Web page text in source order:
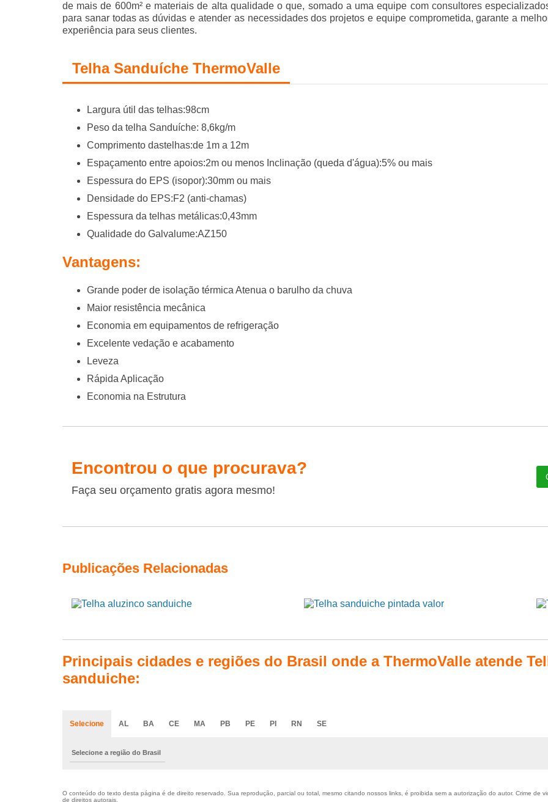
de mais de 600m² e materiais de alta qualidade o que, somado a uma equipe com consultores
para sanar todas as dúvidas e atender as necessidades dos projetos e equipe comprometida, garante a
experiência para seus clientes.
Telha Sanduíche ThermoValle
Largura útil das telhas:98cm
Peso da telha Sanduíche: 8,6kg/m
Comprimento dastelhas:de 1m a 12m
Espaçamento entre apoios:2m ou menos Inclinação (queda d'água):5% ou mais
Espessura do EPS (isopor):30mm ou mais
Densidade do EPS:F2 (anti-chamas)
Espessura da telhas metálicas:0,43mm
Qualidade do Galvalume:AZ150
Vantagens:
Grande poder de isolação térmica Atenua o barulho da chuva
Maior resistência mecânica
Economia em equipamentos de refrigeração
Excelente vedação e acabamento
Leveza
Rápida Aplicação
Economia na Estrutura
Encontrou o que procurava?
Faça seu orçamento gratis agora mesmo!
Publicações Relacionadas
Principais cidades e regiões do Brasil onde a ThermoValle atende
sanduiche:
Selecione AL BA CE MA PB PE PI RN SE
Selecione a região do Brasil
O conteúdo do texto desta página é de direito reservado. Sua reprodução, parcial ou total, mesmo citando nossos links, é proibida sem a autorização do autor. Crime de
de direitos autorais.